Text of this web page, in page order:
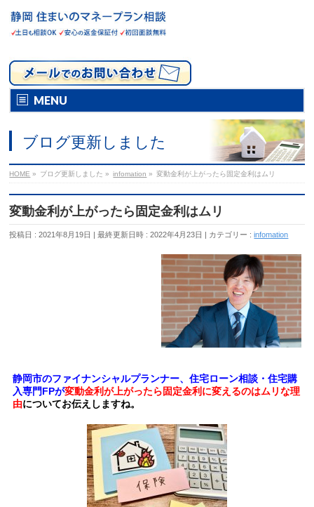
MENU
ブログ更新しました
HOME » ブログ更新しました » infomation » 変動金利が上がったら固定金利はムリ
変動金利が上がったら固定金利はムリ
投稿日 : 2021年8月19日 最終更新日時 : 2022年4月23日 カテゴリー :infomation
静岡市のファイナンシャルプランナー、住宅ローン相談・住宅購
入専門FPが変動金利が上がったら固定金利に変えるのはムリな理
由についてお伝えしますね。